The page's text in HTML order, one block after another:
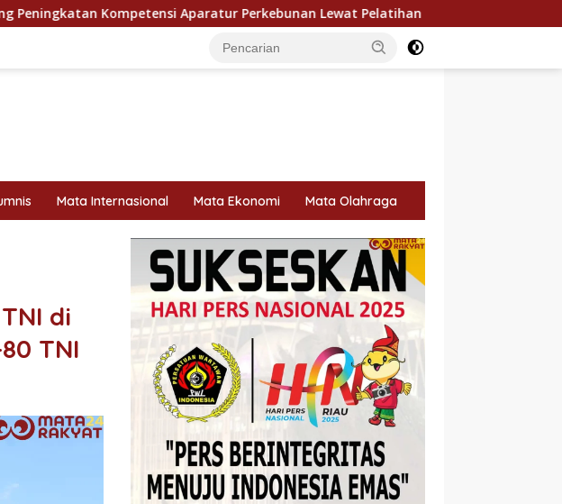
Perkebunan Lewat Pelatihan Avenza Maps di Way Kanan
Mata Internasional Mata Ekonomi Mata Olahraga
di
TNI